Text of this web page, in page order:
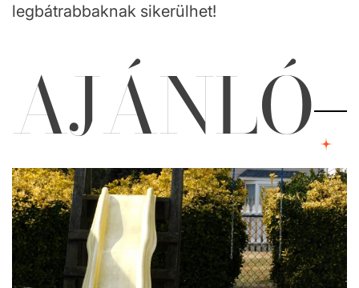
legbátrabbaknak sikerülhet!
AJÁNLÓ